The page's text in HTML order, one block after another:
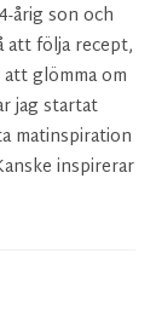
årig son och
att följa recept,
glömma om
jag startat
matinspiration
inspirerar